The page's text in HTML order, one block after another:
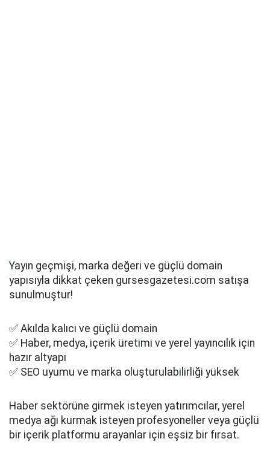
Yayın geçmişi, marka değeri ve güçlü domain
yapısıyla dikkat çeken gursesgazetesi.com satışa
sunulmuştur!
✅ Akılda kalıcı ve güçlü domain
✅ Haber, medya, içerik üretimi ve yerel yayıncılık için
hazır altyapı
✅ SEO uyumu ve marka oluşturulabilirliği yüksek
Haber sektörüne girmek isteyen yatırımcılar, yerel
medya ağı kurmak isteyen profesyoneller veya güçlü
bir içerik platformu arayanlar için eşsiz bir fırsat.